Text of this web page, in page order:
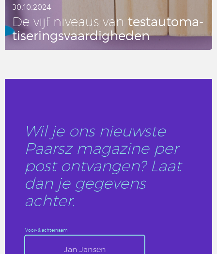
30.10.2024
De vijf niveaus van test­au­to­ma­
ti­se­rings­vaar­dig­he­den
Wil je ons nieuwste
Paarsz magazine per
post ontvangen? Laat
dan je gegevens
achter.
Voor- & achternaam